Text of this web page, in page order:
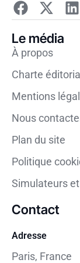
Le média
À propos
Charte
Mentions
Nous
Plan du site
Politique
Simulateurs
Contact
Adresse
Paris, France